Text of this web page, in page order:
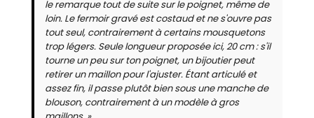
le remarque tout de suite sur le poignet, même de
loin. Le fermoir gravé est costaud et ne s'ouvre pas
tout seul, contrairement à certains mousquetons
trop légers. Seule longueur proposée ici, 20 cm : s'il
tourne un peu sur ton poignet, un bijoutier peut
retirer un maillon pour l'ajuster. Étant articulé et
assez fin, il passe plutôt bien sous une manche de
blouson, contrairement à un modèle à gros